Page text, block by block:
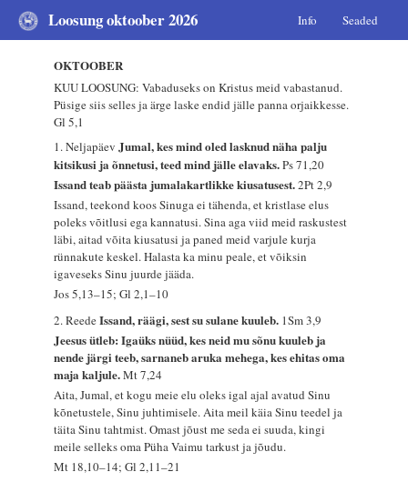
Loosung oktoober 2026 Info Seaded
OKTOOBER
KUU LOOSUNG: Vabaduseks on Kristus meid vabastanud.
Püsige siis selles ja ärge laske endid jälle panna orjaikkesse.
Gl 5,1
1. NeljapäevJumal, kes mind oled lasknud näha palju
kitsikusi ja õnnetusi, teed mind jälle elavaks.Ps 71,20
Issand teab päästa jumalakartlikke kiusatusest.2Pt 2,9
Issand, teekond koos Sinuga ei tähenda, et kristlase elus
poleks võitlusi ega kannatusi. Sina aga viid meid raskustest
läbi, aitad võita kiusatusi ja paned meid varjule kurja
rünnakute keskel. Halasta ka minu peale, et võiksin
igaveseks Sinu juurde jääda.
Jos 5,13–15; Gl 2,1–10
2. ReedeIssand, räägi, sest su sulane kuuleb. 1Sm 3,9
Jeesus ütleb: Igaüks nüüd, kes neid mu sõnu kuuleb ja
nende järgi teeb, sarnaneb aruka mehega, kes ehitas oma
maja kaljule.Mt 7,24
Aita, Jumal, et kogu meie elu oleks igal ajal avatud Sinu
kõnetustele, Sinu juhtimisele. Aita meil käia Sinu teedel ja
täita Sinu tahtmist. Omast jõust me seda ei suuda, kingi
meile selleks oma Püha Vaimu tarkust ja jõudu.
Mt 18,10–14; Gl 2,11–21